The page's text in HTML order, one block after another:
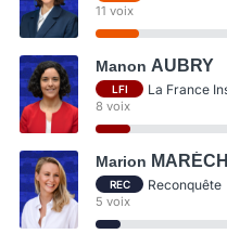
11 voix
Manon AUBRY
LFI La France
8 voix
Marion
REC Reconquête
5 voix